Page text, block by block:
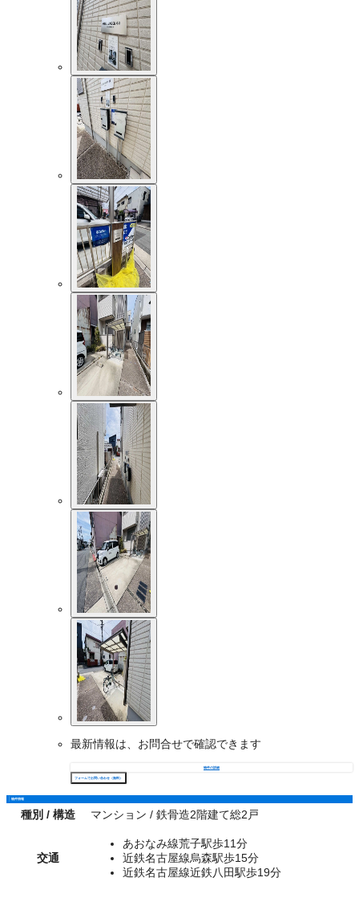
最新情報は、お問合せで確認できます
物件の詳細
フォームでお問い合わせ（無料）
物件情報
種別 / 構造 マンション / 鉄骨造2階建て総2戸
交通
あおなみ線荒子駅歩11分
近鉄名古屋線烏森駅歩15分
近鉄名古屋線近鉄八田駅歩19分